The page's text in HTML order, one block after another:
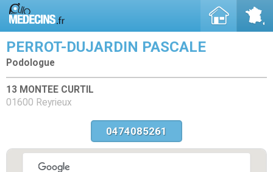
PERROT-DUJARDIN PASCALE
Podologue
13 MONTEE CURTIL
01600 Reyrieux
0474085261